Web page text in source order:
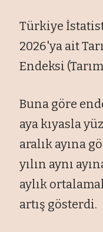
Türkiye
2026'ya ait
Endeksi
Buna göre
aya kıyasla
aralık ayına
yılın aynı
aylık
artış gösterdi.